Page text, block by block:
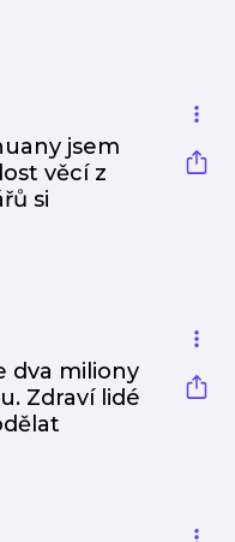
jsem
věcí z
si
dva miliony
Zdraví lidé